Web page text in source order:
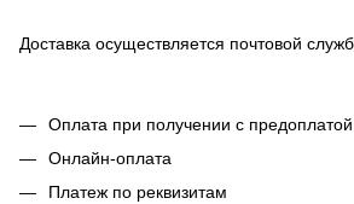
Доставка осуществляется почтовой
Оплата при получении с предоплатой
Онлайн-оплата
Платеж по реквизитам